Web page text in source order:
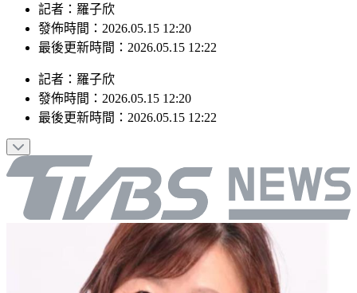
記者：羅子欣
發佈時間：2026.05.15 12:20
記者：羅子欣
發佈時間：2026.05.15 12:20